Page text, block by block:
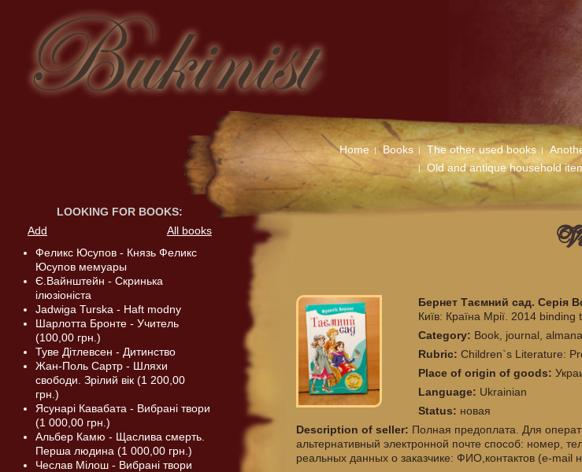
Home Books The other used books
Old and antique household
Бернет Таємний сад. Серія
Київ: Країна Мрії. 2014 binding
Category: Book, journal,
Rubric: Children`s Literature:
Place of origin of goods:
Language: Ukrainian
Status: новая
Description of seller: Полная предоплата. Для
альтернативный электронной почте способ: номер,
реальных данных о заказчике: ФИО,контактов (e-mail
LOOKING FOR BOOKS:
Add
All books
Феликс Юсупов - Князь Феликс
Юсупов мемуары
Є.Вайнштейн - Скринька
ілюзіоніста
Jadwiga Turska - Haft modny
Шарлотта Бронте - Учитель
(100,00 грн.)
Туве Дітлевсен - Дитинство
Жан-Поль Сартр - Шляхи
свободи. Зрілий вік (1 200,00
грн.)
Ясунарі Кавабата - Вибрані твори
(1 000,00 грн.)
Альбер Камю - Щаслива смерть.
Перша людина (1 000,00 грн.)
Чеслав Мілош - Вибрані твори